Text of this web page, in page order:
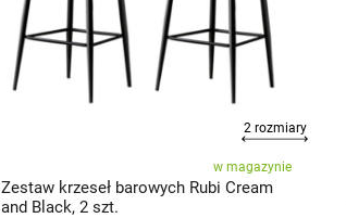
2 rozmiary
w magazynie
Zestaw krzeseł barowych Rubi Cream
and Black, 2 szt.